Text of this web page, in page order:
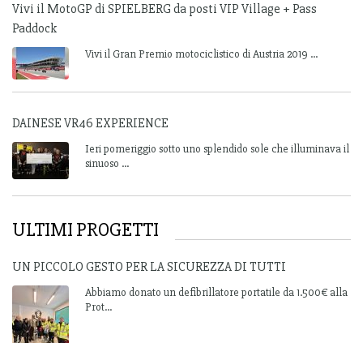
Vivi il MotoGP di SPIELBERG da posti VIP Village + Pass
Paddock
Vivi il Gran Premio motociclistico di Austria 2019 ...
DAINESE VR46 EXPERIENCE
Ieri pomeriggio sotto uno splendido sole che illuminava il
sinuoso ...
ULTIMI PROGETTI
UN PICCOLO GESTO PER LA SICUREZZA DI TUTTI
Abbiamo donato un defibrillatore portatile da 1.500€ alla
Prot...